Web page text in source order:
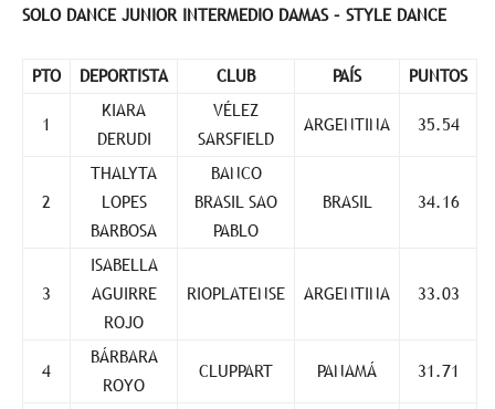
SOLO DANCE JUNIOR INTERMEDIO DAMAS – STYLE DANCE
PTO DEPORTISTA CLUB PAÍS PUNTOS
1
KIARA
DERUDI
VÉLEZ
SARSFIELD
ARGENTINA 35.54
2
THALYTA
LOPES
BARBOSA
BANCO
BRASIL SAO
PABLO
BRASIL 34.16
3
ISABELLA
AGUIRRE
ROJO
RIOPLATENSE ARGENTINA 33.03
4
BÁRBARA
ROYO
CLUPPART PANAMÁ 31.71